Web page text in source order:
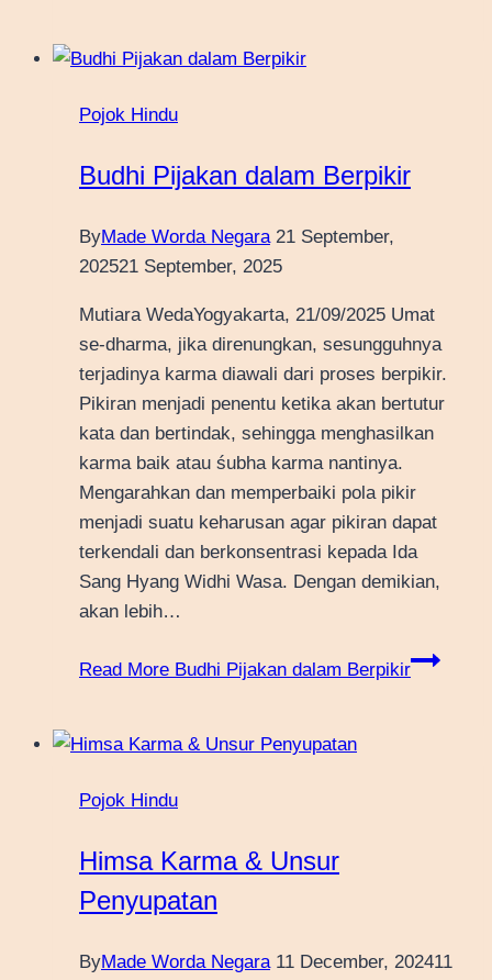
Pojok Hindu
Budhi Pijakan dalam Berpikir
ByMade Worda Negara 21 September,
202521 September, 2025
Mutiara WedaYogyakarta, 21/09/2025 Umat
se-dharma, jika direnungkan, sesungguhnya
terjadinya karma diawali dari proses berpikir.
Pikiran menjadi penentu ketika akan bertutur
kata dan bertindak, sehingga menghasilkan
karma baik atau śubha karma nantinya.
Mengarahkan dan memperbaiki pola pikir
menjadi suatu keharusan agar pikiran dapat
terkendali dan berkonsentrasi kepada Ida
Sang Hyang Widhi Wasa. Dengan demikian,
akan lebih…
Read More Budhi Pijakan dalam Berpikir
Pojok Hindu
Himsa Karma & Unsur
Penyupatan
ByMade Worda Negara 11 December, 202411